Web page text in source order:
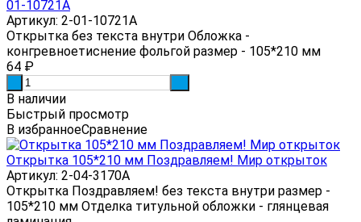
01-10721А
Артикул: 2-01-10721А
Открытка без текста внутри Обложка -
конгревноетиснение фольгой размер - 105*210 мм
64 ₽
В наличии
Быстрый просмотр
В избранноеСравнение
Открытка 105*210 мм Поздравляем! Мир открыток
Артикул: 2-04-3170А
Открытка Поздравляем! без текста внутри размер -
105*210 мм Отделка титульной обложки - глянцевая